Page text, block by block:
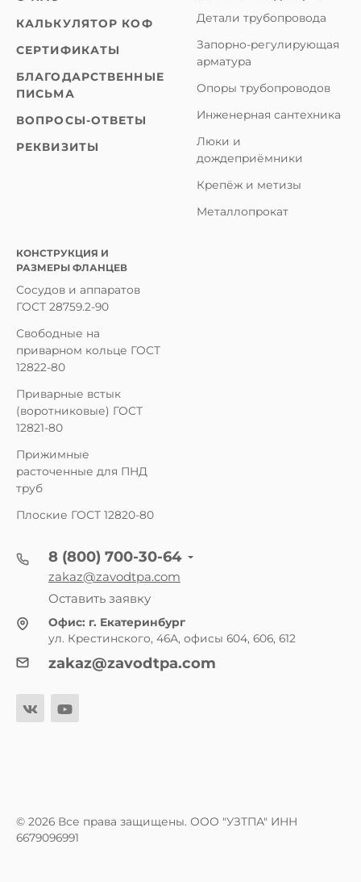
КАЛЬКУЛЯТОР КОФ
СЕРТИФИКАТЫ
БЛАГОДАРСТВЕННЫЕ
ПИСЬМА
ВОПРОСЫ-ОТВЕТЫ
РЕКВИЗИТЫ
Детали трубопровода
Запорно-регулирующая
арматура
Опоры трубопроводов
Инженерная сантехника
Люки и
дождеприёмники
Крепёж и метизы
Металлопрокат
КОНСТРУКЦИЯ И
РАЗМЕРЫ ФЛАНЦЕВ
Сосудов и аппаратов
ГОСТ 28759.2-90
Свободные на
приварном кольце ГОСТ
12822-80
Приварные встык
(воротниковые) ГОСТ
12821-80
Прижимные
расточенные для ПНД
труб
Плоские ГОСТ 12820-80
8 (800) 700-30-64
zakaz@zavodtpa.com
Оставить заявку
Офис: г. Екатеринбург
ул. Крестинского, 46А, офисы 604, 606, 612
zakaz@zavodtpa.com
© 2026 Все права защищены. ООО "УЗТПА" ИНН
6679096991